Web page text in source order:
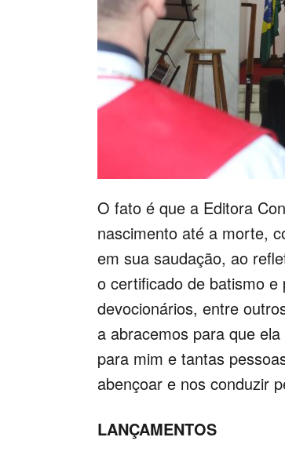
O fato é que a Editora
nascimento até a morte,
em sua saudação, ao
o certificado de batismo
devocionários, entre
a abracemos para que
para mim e tantas
abençoar e nos conduzir
LANÇAMENTOS